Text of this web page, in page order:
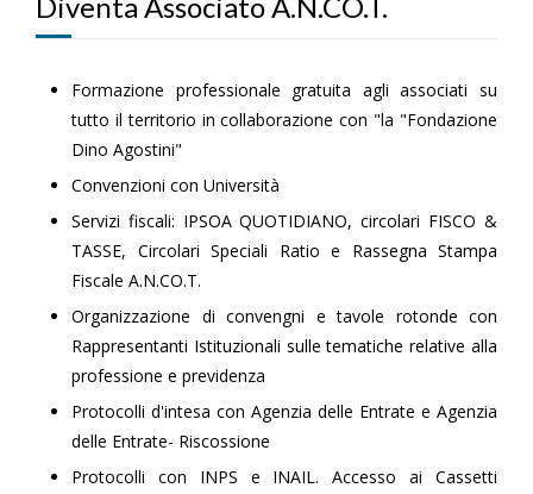
Formazione professionale gratuita agli associati su
tutto il territorio in collaborazione con "la "Fondazione
Dino Agostini"
Convenzioni con Università
Servizi fiscali: IPSOA QUOTIDIANO, circolari FISCO &
TASSE, Circolari Speciali Ratio e Rassegna Stampa
Fiscale A.N.CO.T.
Organizzazione di convengni e tavole rotonde con
Rappresentanti Istituzionali sulle tematiche relative alla
professione e previdenza
Protocolli d'intesa con Agenzia delle Entrate e Agenzia
delle Entrate- Riscossione
Protocolli con INPS e INAIL. Accesso ai Cassetti